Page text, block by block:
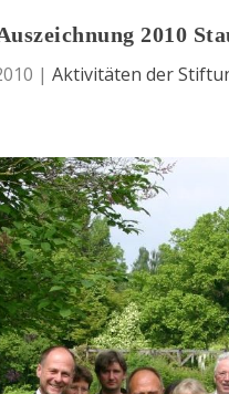
2010
|Aktivitäten der